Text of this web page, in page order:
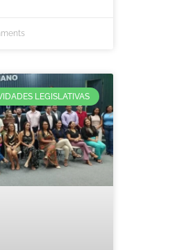
LEGISLATIVAS